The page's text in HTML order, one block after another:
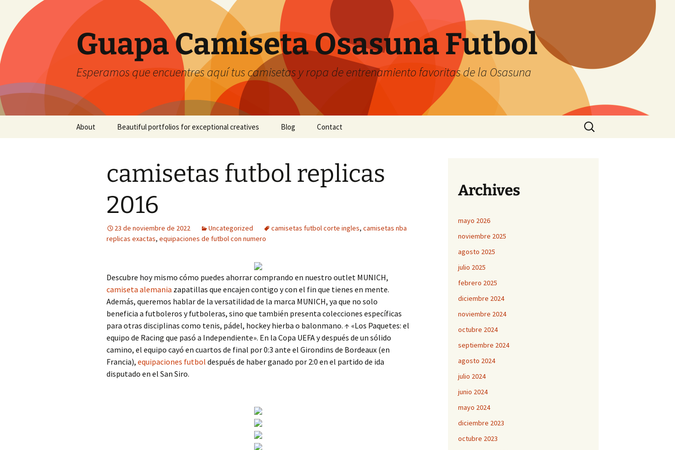
Guapa Camiseta Osasuna Futbol
Esperamos que encuentres aquí tus camisetas y ropa de entrenamiento favoritas de la Osasuna
About Beautiful portfolios for exceptional creatives Blog Contact
Buscar:
camisetas futbol replicas
2016
23 de noviembre de 2022 Uncategorized camisetas futbol corte ingles, camisetas nba
replicas exactas, equipaciones de futbol con numero
Descubre hoy mismo cómo puedes ahorrar comprando en nuestro outlet MUNICH,
camiseta alemania zapatillas que encajen contigo y con el fin que tienes en mente.
Además, queremos hablar de la versatilidad de la marca MUNICH, ya que no solo
beneficia a futboleros y futboleras, sino que también presenta colecciones específicas
para otras disciplinas como tenis, pádel, hockey hierba o balonmano. ↑ «Los Paquetes: el
equipo de Racing que pasó a Independiente». En la Copa UEFA y después de un sólido
camino, el equipo cayó en cuartos de final por 0:3 ante el Girondins de Bordeaux (en
Francia), equipaciones futbol después de haber ganado por 2:0 en el partido de ida
disputado en el San Siro.
Archives
mayo 2026
noviembre 2025
agosto 2025
julio 2025
febrero 2025
diciembre 2024
noviembre 2024
octubre 2024
septiembre 2024
agosto 2024
julio 2024
junio 2024
mayo 2024
diciembre 2023
octubre 2023